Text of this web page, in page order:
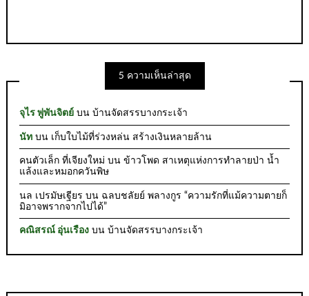
5 ความเห็นล่าสุด
จุไร พู่พันจิตย์ บนบ้านจัดสรรบางกระเจ้า
นัท บน เก็บใบไม้ที่ร่วงหล่น สร้างเงินหลายล้าน
คนตัวเล็ก ที่เจียงใหม่ บนข้าวโพด สาเหตุแห่งการทำลายป่า น้ำ
แล้งและหมอกควันพิษ
นล เปรมัษเฐียร บน ฉลบชลัยย์ พลางกูร “ความรักที่แม้ความตายก็
มิอาจพรากจากไปได้”
คณิสรณ์ อุ่นเรือง บนบ้านจัดสรรบางกระเจ้า